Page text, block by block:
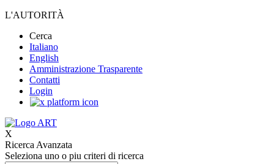
L'AUTORITÀ
Cerca
Italiano
English
Amministrazione Trasparente
Contatti
Login
X
Ricerca Avanzata
Seleziona uno o piu criteri di ricerca